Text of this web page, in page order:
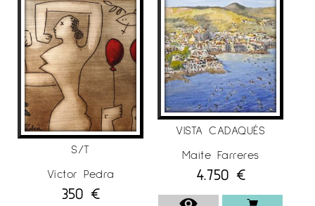
S/T
Víctor Pedra
350 €
VISTA CADAQUÉS
Maite Farreres
4.750 €